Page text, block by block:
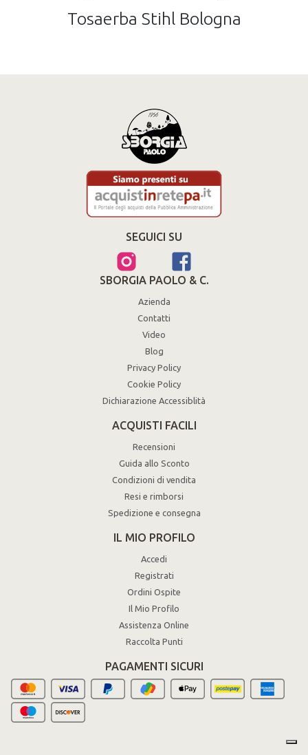
Tosaerba Stihl Bologna
SEGUICI SU
SBORGIA PAOLO & C.
Azienda
Contatti
Video
Blog
Privacy Policy
Cookie Policy
Dichiarazione Accessiblità
ACQUISTI FACILI
Recensioni
Guida allo Sconto
Condizioni di vendita
Resi e rimborsi
Spedizione e consegna
IL MIO PROFILO
Accedi
Registrati
Ordini Ospite
Il Mio Profilo
Assistenza Online
Raccolta Punti
PAGAMENTI SICURI